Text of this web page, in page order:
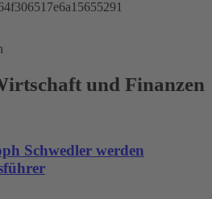
und Finanzen
Schwedler werden